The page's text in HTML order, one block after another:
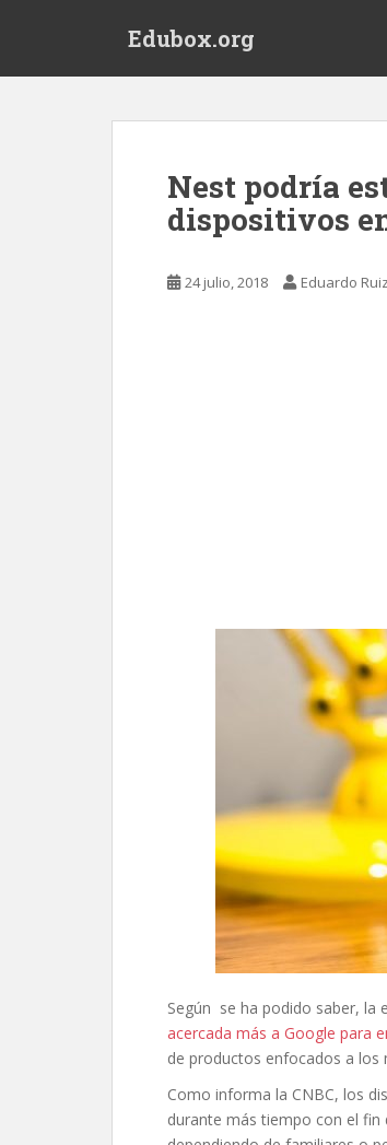
Edubox.org
Nest podría
dispositivos
24 julio, 2018 Eduardo Ruiz
Según se ha podido saber, la
acercada más a Google para
de productos enfocados a los
Como informa la CNBC, los
durante más tiempo con el fin